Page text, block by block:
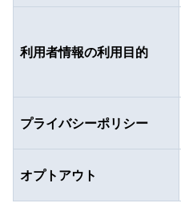
利用者情報の利用目的
プライバシーポリシー
オプトアウト